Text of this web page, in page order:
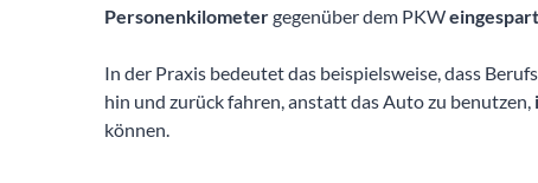
Personenkilometergegenüber dem PKWeingespart
In der Praxis bedeutet das beispielsweise, dass
hin und zurück fahren, anstatt das Auto zu benutzen,
können.